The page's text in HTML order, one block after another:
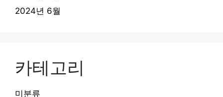
2024년 6월
카테고리
미분류